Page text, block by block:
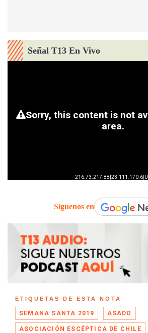
Señal T13 En Vivo
Síguenos en
ETIQUETAS DE ESTA NOTA
SEMANA SANTA 2019 ASADO
ASOCIACIÓN ESCÉPTICA DE CHILE